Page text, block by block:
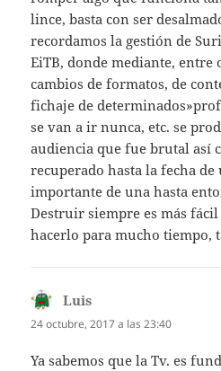
lince, basta con ser
recordamos la gestión de
EiTB, donde mediante, entre
cambios de formatos, de
fichaje de
se van a ir nunca, etc. se
audiencia que fue brutal así
recuperado hasta la fecha
importante de una hasta
Destruir siempre es más
hacerlo para mucho tiempo,
Luis
24 octubre, 2017 a las 23:40
Ya sabemos que la Tv. es